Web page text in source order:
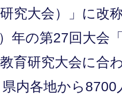
究大会）」に改
年の第27回大会
育研究大会に合
内各地から8700